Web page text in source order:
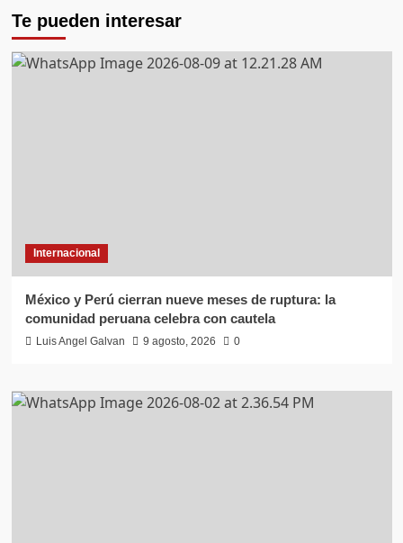
Te pueden interesar
Internacional
México y Perú cierran nueve meses de ruptura: la
comunidad peruana celebra con cautela
Luis Angel Galvan 9 agosto, 2026 0